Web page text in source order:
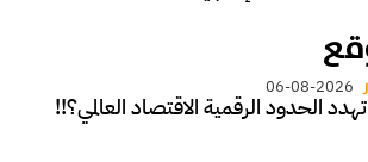
06-08-2026
الحدود الرقمية الاقتصاد العالمي؟!!